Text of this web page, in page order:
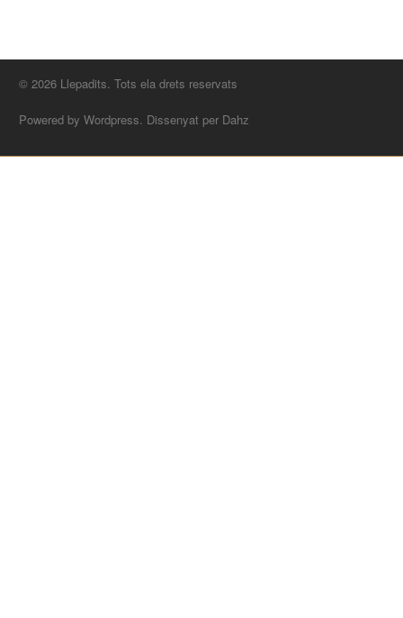
© 2026 Llepadits. Tots ela drets reservats
Powered by Wordpress. Dissenyat per Dahz